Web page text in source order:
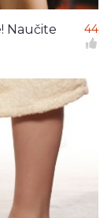
Naučite
44